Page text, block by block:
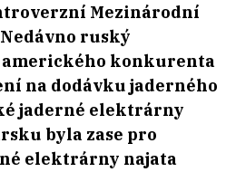
Mezinárodní
ruský
konkurenta
na dodávku jaderného
jaderné elektrárny
byla zase pro
elektrárny najata